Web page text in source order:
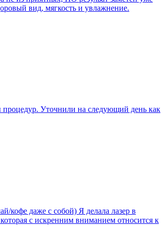
вид, мягкость и увлажнение.
Уточнили на следующий день как
кофе даже с собой) Я делала лазер в
с искренним вниманием относится к